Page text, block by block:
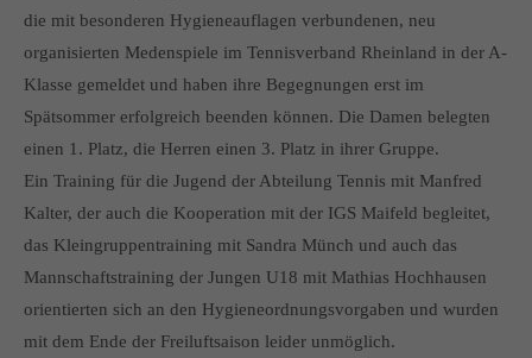
die mit besonderen Hygieneauflagen verbundenen, neu
organisierten Medenspiele im Tennisverband Rheinland in der A-
Klasse gemeldet und haben ihre Begegnungen erst im
Spätsommer erfolgreich beenden können. Die Damen belegten
einen 1. Platz, die Herren einen 3. Platz in ihrer Gruppe.
Ein Training für die Jugend der Abteilung Tennis mit Manfred
Kalter, der auch die Kooperation mit der IGS Maifeld begleitet,
das Kleingruppentraining mit Sandra Münch und auch das
Mannschaftstraining der Jungen U18 mit Mathias Hochhausen
orientierten sich an den Hygieneordnungsvorgaben und wurden
mit dem Ende der Freiluftsaison leider unmöglich.